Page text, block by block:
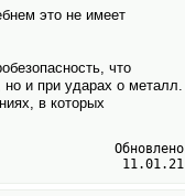
это не имеет
что
и при ударах о металл.
в которых
Обновлено
11.01.21